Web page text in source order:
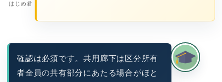
はじめ君
確認は必須です。共用廊下は区分所有
者全員の共有部分にあたる場合がほと